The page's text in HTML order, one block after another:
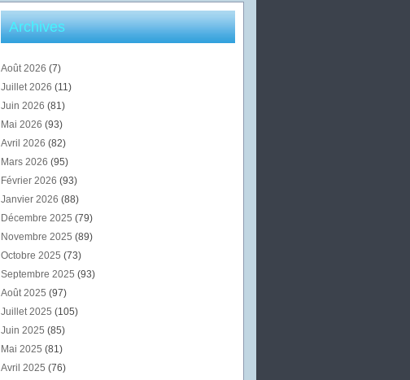
Archives
Août 2026 (7)
Juillet 2026 (11)
Juin 2026 (81)
Mai 2026 (93)
Avril 2026 (82)
Mars 2026 (95)
Février 2026 (93)
Janvier 2026 (88)
Décembre 2025 (79)
Novembre 2025 (89)
Octobre 2025 (73)
Septembre 2025 (93)
Août 2025 (97)
Juillet 2025 (105)
Juin 2025 (85)
Mai 2025 (81)
Avril 2025 (76)